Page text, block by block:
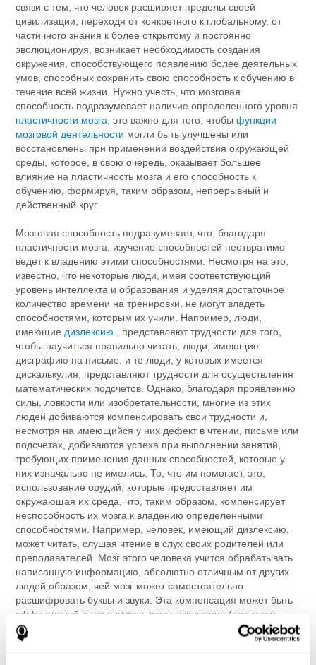
связи с тем, что человек расширяет пределы своей
цивилизации, переходя от конкретного к глобальному, от
частичного знания к более открытому и постоянно
эволюционируя, возникает необходимость создания
окружения, способствующего появлению более деятельных
умов, способных сохранить свою способность к обучению в
течение всей жизни. Нужно учесть, что мозговая
способность подразумевает наличие определенного уровня
пластичности мозга , это важно для того, чтобыфункции
мозговой деятельности могли быть улучшены или
восстановлены при применении воздействия окружающей
среды, которое, в свою очередь, оказывает большее
влияние на пластичность мозга и его способность к
обучению, формируя, таким образом, непрерывный и
действенный круг.
Мозговая способность подразумевает, что, благодаря
пластичности мозга, изучение способностей неотвратимо
ведет к владению этими способностями. Несмотря на это,
известно, что некоторые люди, имея соответствующий
уровень интеллекта и образования и уделяя достаточное
количество времени на тренировки, не могут владеть
способностями, которым их учили. Например, люди,
имеющие дизлексию
, представляют трудности для того,
чтобы научиться правильно читать, люди, имеющие
дисграфию на письме, и те люди, у которых имеется
дискалькулия, представляют трудности для осуществления
математических подсчетов. Однако, благодаря проявлению
силы, ловкости или изобретательности, многие из этих
людей добиваются компенсировать свои трудности и,
несмотря на имеющийся у них дефект в чтении, письме или
подсчетах, добиваются успеха при выполнении занятий,
требующих применения данных способностей, которые у
них изначально не имелись. То, что им помогает, это,
использование орудий, которые предоставляет им
окружающая их среда, что, таким образом, компенсирует
неспособность их мозга к владению определенными
способностями. Например, человек, имеющий дизлексию,
может читать, слушая чтение в слух своих родителей или
преподавателей. Мозг этого человека учится обрабатывать
написанную информацию, абсолютно отличным от других
людей образом, чей мозг может самостоятельно
расшифровать буквы и звуки. Эта компенсация может быть
эффективной в тех случаях, когда окружение (родители,
школа, библиотеки, издательства) предоставит достаточное
количество материала для чтения в слух. Поэтому, мозговая